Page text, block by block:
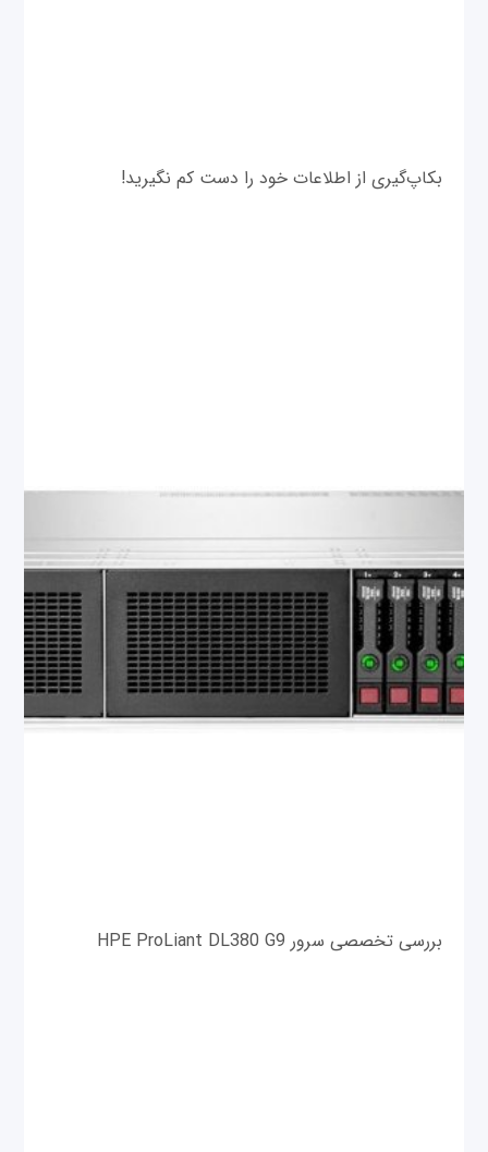
بکاپ‌گیری از اطلاعات خود را دست کم نگیرید!
بررسی تخصصی سرور HPE ProLiant DL380 G9